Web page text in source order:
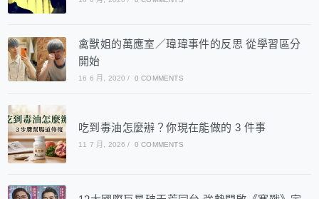
禽獸姐的萬應室／瑋瑋事件的反思 從學習區分
開始
16 6 月, 2020 / 0 COMMENTS
吃到毒油怎麼辦？你現在能做的 3 件事
11 7 月, 2026 / 0 COMMENTS